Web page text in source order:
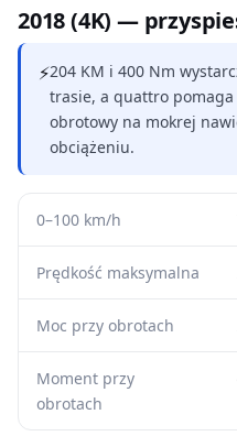
2018 (4K) —
⚡204 KM i 400 Nm
trasie, a quattro
obrotowy na mokrej
obciążeniu.
0–100 km/h
Prędkość maksymalna
Moc przy obrotach
Moment przy
obrotach